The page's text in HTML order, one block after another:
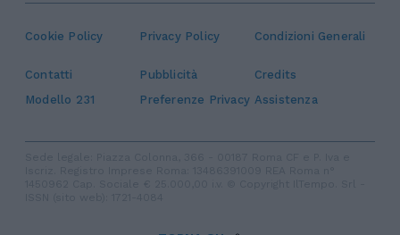
Cookie Policy Privacy Policy Condizioni Generali
Contatti Pubblicità
Credits
Modello 231
Preferenze Privacy Assistenza